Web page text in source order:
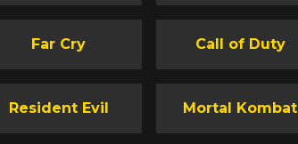
Far Cry Call of Duty
Resident Evil Mortal Kombat